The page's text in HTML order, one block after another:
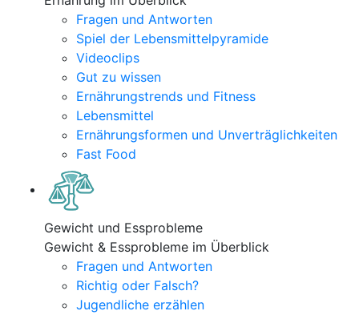
Fragen und Antworten
Spiel der Lebensmittelpyramide
Videoclips
Gut zu wissen
Ernährungstrends und Fitness
Lebensmittel
Ernährungsformen und Unverträglichkeiten
Fast Food
Gewicht und Essprobleme
Gewicht & Essprobleme im Überblick
Fragen und Antworten
Richtig oder Falsch?
Jugendliche erzählen